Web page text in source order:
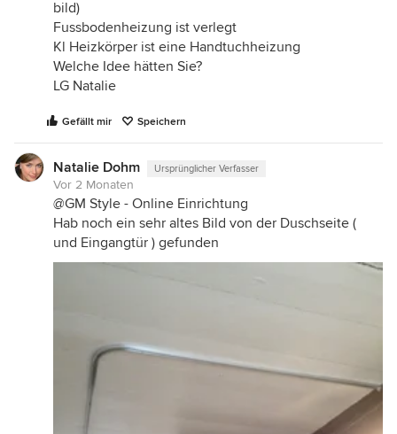
bild)
Fussbodenheizung ist verlegt
Kl Heizkörper ist eine Handtuchheizung
Welche Idee hätten Sie?
LG Natalie
Gefällt mir Speichern
Natalie Dohm Ursprünglicher Verfasser
Vor 2 Monaten
@GM Style - Online Einrichtung
Hab noch ein sehr altes Bild von der Duschseite (
und Eingangtür ) gefunden